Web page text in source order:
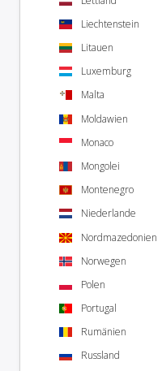
Liechtenstein
Litauen
Luxemburg
Malta
Moldawien
Monaco
Mongolei
Montenegro
Niederlande
Nordmazedonien
Norwegen
Polen
Portugal
Rumänien
Russland